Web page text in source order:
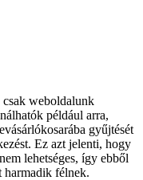
weboldalunk
például arra,
gyűjtését
Ez azt jelenti, hogy
lehetséges, így ebből
harmadik félnek.